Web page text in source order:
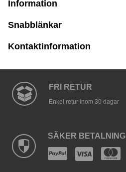
Information
Snabblänkar
Kontaktinformation
FRI RETUR
Enkel retur inom 30 dagar
SÄKER BETALNING